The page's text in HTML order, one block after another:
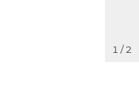
1 / 2